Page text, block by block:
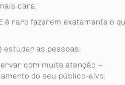
cara.
é raro fazerem exatamente o
as pessoas.
com muita atenção –
do seu público-alvo.